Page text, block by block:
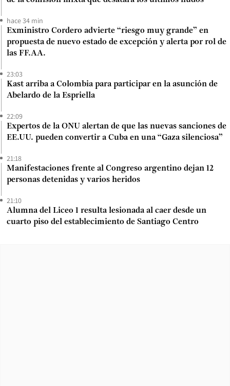
hace 34 min
Exministro Cordero advierte “riesgo muy grande” en
propuesta de nuevo estado de excepción y alerta por rol de
las FF.AA.
23:03
Kast arriba a Colombia para participar en la asunción de
Abelardo de la Espriella
22:09
Expertos de la ONU alertan de que las nuevas sanciones de
EE.UU. pueden convertir a Cuba en una “Gaza silenciosa”
21:18
Manifestaciones frente al Congreso argentino dejan 12
personas detenidas y varios heridos
21:10
Alumna del Liceo 1 resulta lesionada al caer desde un
cuarto piso del establecimiento de Santiago Centro